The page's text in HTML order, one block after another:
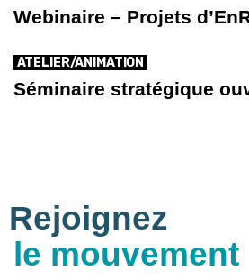
Webinaire – Projets
ATELIER/ANIMATION
Séminaire stratégique
Rejoignez
le mouvement